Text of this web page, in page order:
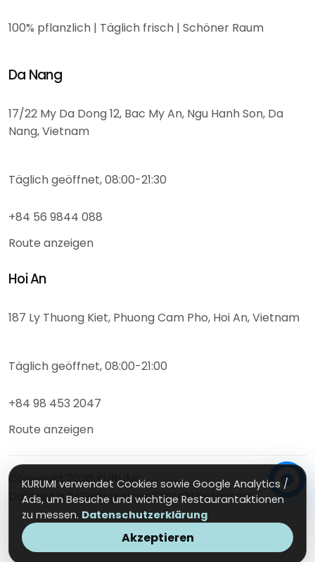
KURUMI verwendet Cookies sowie Google Analytics /
Ads, um Besuche und wichtige Restaurantaktionen
zu messen. Datenschutzerklärung
Akzeptieren
100% pflanzlich | Täglich frisch | Schöner Raum
Da Nang
17/22 My Da Dong 12, Bac My An, Ngu Hanh Son, Da
Nang, Vietnam
Täglich geöffnet, 08:00-21:30
+84 56 9844 088
Route anzeigen
Hoi An
187 Ly Thuong Kiet, Phuong Cam Pho, Hoi An, Vietnam
Täglich geöffnet, 08:00-21:00
+84 98 453 2047
Route anzeigen
Copyright2026KURUMI
DatenschutzBedingungenKontaktInstagram